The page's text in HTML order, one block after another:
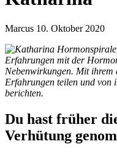
Marcus 10. Oktober 2020
Erfahrungen mit der
Nebenwirkungen. Mit ihrem
Erfahrungen teilen und von
berichten.
Du hast früher
Verhütung